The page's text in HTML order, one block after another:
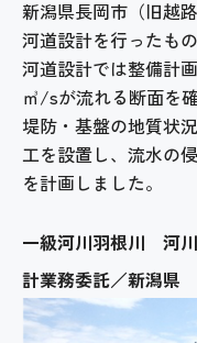
新潟県長岡市（旧越
河道設計を行ったもの
河道設計では整備計
㎥/sが流れる断面を
堤防・基盤の地質状
工を設置し、流水の
を計画しました。
一級河川羽根川 河
計業務委託／新潟県